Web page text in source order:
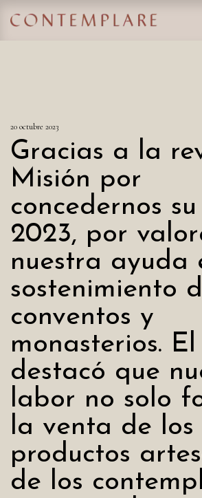
20 octubre 2023
Gracias a la
Misión por
concedernos
2023, por
nuestra ayuda
sostenimiento
conventos y
monasterios.
destacó que
labor no solo
la venta de los
productos
de los